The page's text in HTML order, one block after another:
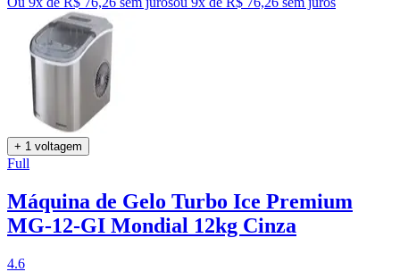
+ 1 voltagem
Full
Máquina de Gelo Turbo Ice Premium
MG-12-GI Mondial 12kg Cinza
4.6